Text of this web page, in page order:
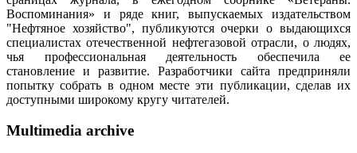
Воспоминания» и ряде книг, выпускаемых издательством
"Нефтяное хозяйство", публикуются очерки о выдающихся
специалистах отечественной нефтегазовой отрасли, о людях,
чья профессиональная деятельность обеспечила ее
становление и развитие. Разработчики сайта предприняли
попытку собрать в одном месте эти публикации, сделав их
доступными широкому кругу читателей.
Multimedia archive